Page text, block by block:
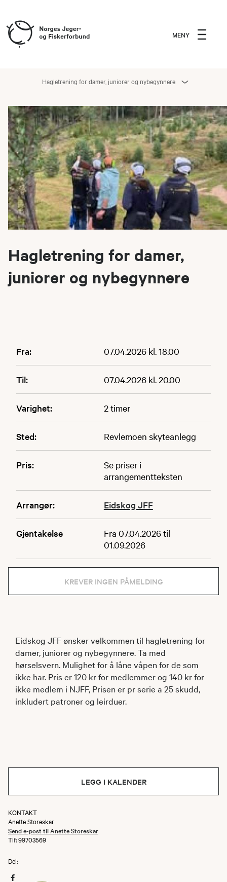
MENY
Hagletrening for damer, juniorer og nybegynnere
Hagletrening for damer,
juniorer og nybegynnere
Fra: 07.04.2026 kl. 18.00
Til: 07.04.2026 kl. 20.00
Varighet: 2 timer
Sted: Revlemoen skyteanlegg
Pris:
Se priser i
arrangementteksten
Arrangør: Eidskog JFF
Gjentakelse
Fra 07.04.2026 til
01.09.2026
KREVER INGEN PÅMELDING
Eidskog JFF ønsker velkommen til hagletrening for
damer, juniorer og nybegynnere. Ta med
hørselsvern. Mulighet for å låne våpen for de som
ikke har. Pris er 120 kr for medlemmer og 140 kr for
ikke medlem i NJFF, Prisen er pr serie a 25 skudd,
inkludert patroner og leirduer.
LEGG I KALENDER
KONTAKT
Anette Storeskar
Send e-post til Anette Storeskar
Tlf: 99703569
Del: